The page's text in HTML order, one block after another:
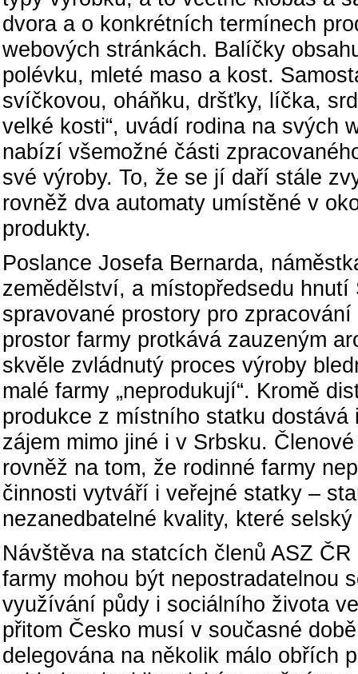
dvora a o konkrétních termínech
webových stránkách. Balíčky
polévku, mleté maso a kost.
svíčkovou, oháňku, dršťky, líčka,
velké kosti“, uvádí rodina na svých
nabízí všemožné části
své výroby. To, že se jí daří stále
rovněž dva automaty umístěné v
produkty.
Poslance Josefa Bernarda,
zemědělství, a místopředsedu
spravované prostory pro
prostor farmy protkává zauzeným
skvěle zvládnutý proces výroby
malé farmy „neprodukují“. Kromě
produkce z místního statku
zájem mimo jiné i v Srbsku.
rovněž na tom, že rodinné farmy
činnosti vytváří i veřejné statky –
nezanedbatelné kvality, které
Návštěva na statcích členů ASZ
farmy mohou být nepostradatelnou
využívání půdy i sociálního života
přitom Česko musí v současné
delegována na několik málo obřích